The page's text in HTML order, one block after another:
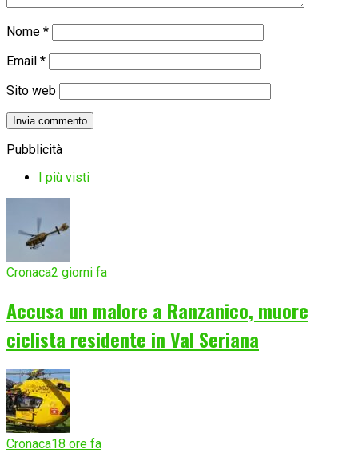
Nome *
Email *
Sito web
Pubblicità
I più visti
Cronaca2 giorni fa
Accusa un malore a Ranzanico, muore
ciclista residente in Val Seriana
Cronaca18 ore fa